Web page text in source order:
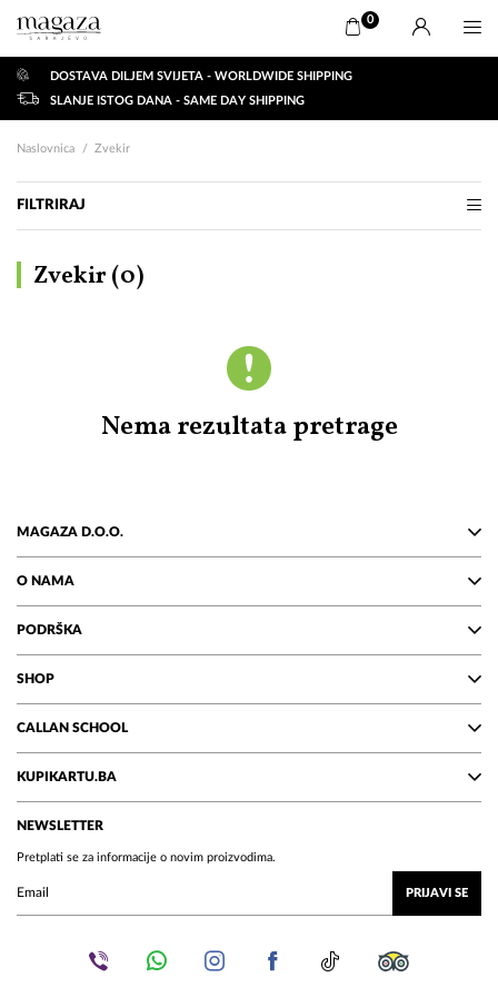
0
DOSTAVA DILJEM SVIJETA - WORLDWIDE SHIPPING
SLANJE ISTOG DANA - SAME DAY SHIPPING
Naslovnica Zvekir
FILTRIRAJ
Zvekir (0)
Nema rezultata pretrage
MAGAZA D.O.O.
O NAMA
PODRŠKA
SHOP
CALLAN SCHOOL
KUPIKARTU.BA
NEWSLETTER
Pretplati se za informacije o novim proizvodima.
PRIJAVI SE